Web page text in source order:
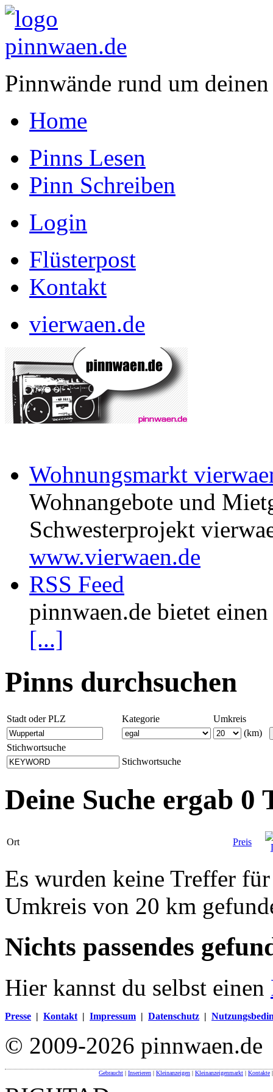
Pinnwände rund um
Home
Pinns Lesen
Pinn Schreiben
Login
Flüsterpost
Kontakt
vierwaen.de
Wohnungsmarkt
Wohnangebote und
Schwesterprojekt
www.vierwaen.de
RSS Feed
pinnwaen.de bietet
[...]
Pinns durchsuchen
Stadt oder PLZ Kategorie
Umkreis
(km)
Stichwortsuche
Stichwortsuche
Deine Suche ergab 0
Ort Preis
Es wurden keine Treffer
Umkreis von 20 km
Nichts passendes
Hier kannst du selbst einen
Presse | Kontakt | Impressum | Datenschutz |
© 2009-2026 pinnwaen.de
Gebraucht | Inserieren | Kleinanzeigen | Kleinanzeigenmarkt | Kontakte